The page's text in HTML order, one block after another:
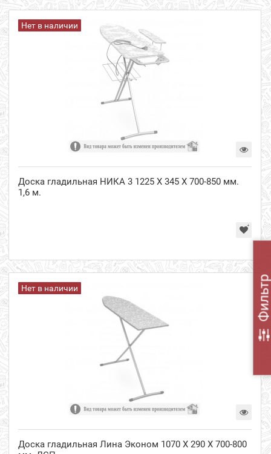
Нет в наличии
Доска гладильная НИКА 3 1225 Х 345 Х 700-850 мм.
1,6 м.
Нет в наличии
Доска гладильная Лина Эконом 1070 Х 290 Х 700-800